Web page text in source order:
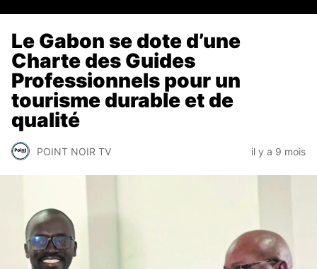
Le Gabon se dote d’une
Charte des Guides
Professionnels pour un
tourisme durable et de
qualité
POINT NOIR TV il y a 9 mois